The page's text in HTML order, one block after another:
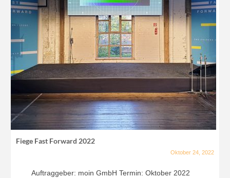
Fiege Fast Forward 2022
Oktober 24, 2022
Auftraggeber: moin GmbH Termin: Oktober 2022